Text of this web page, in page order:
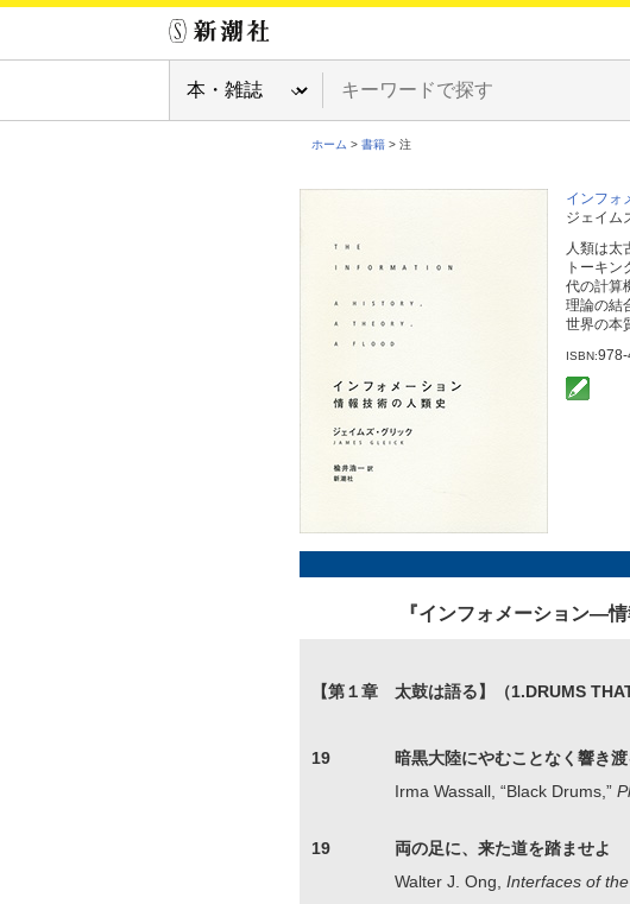
ホーム > 書籍 > 注
インフ
ジェイム
人類は太
トーキ
代の計算
理論の結
世界の本
ISBN:978-
『インフォメーション―
【第１章 太鼓は語る】（1.DRUMS
19
暗黒大陸にやむことなく響き渡
Irma Wassall, “Black Drums,”
19
両の足に、来た道を踏ませよ
Walter J. Ong, Interfaces of